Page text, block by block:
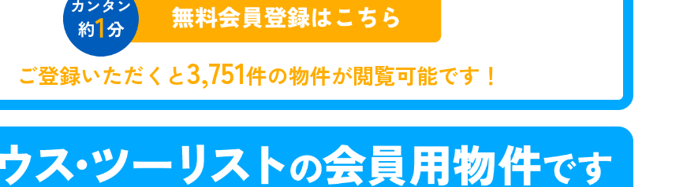
ご登録いただくと3,751件の物件が閲覧可能です！